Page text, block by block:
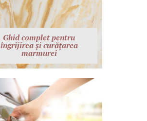
Ghid complet pentru
îngrijirea și curățarea
marmurei